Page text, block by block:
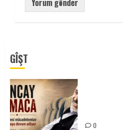
GÎŞT
0